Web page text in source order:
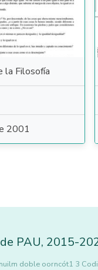
la Filosofía
2001
PAU, 2015-
doble oorncót1 3